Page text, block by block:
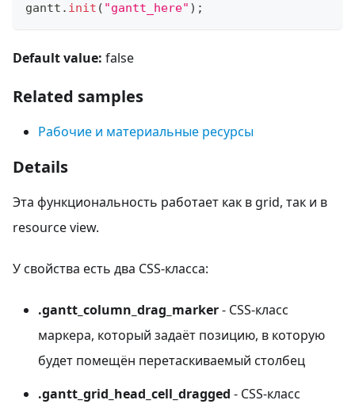
gantt . init ( "gantt_here" ) ;
Default value: false
Related samples
Рабочие и материальные ресурсы
Details
Эта функциональность работает как в grid, так и в
resource view.
У свойства есть два CSS-класса:
.gantt_column_drag_marker- CSS-класс
маркера, который задаёт позицию, в которую
будет помещён перетаскиваемый столбец
.gantt_grid_head_cell_dragged - CSS-класс